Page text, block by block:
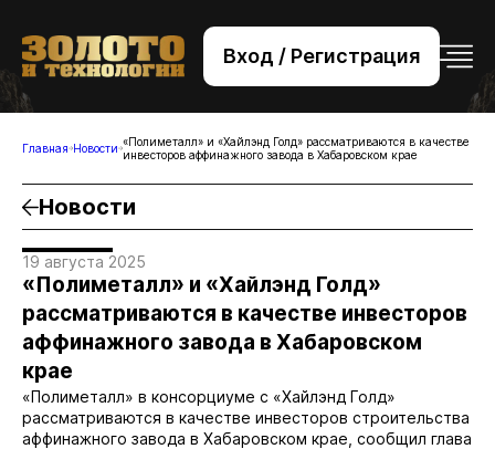
Вход / Регистрация
+7 (495) 221-76-32
bsv@zolteh.ru
Главная Новости «Полиметалл» и «Хайлэнд Голд» рассматриваются в качестве
инвесторов аффинажного завода в Хабаровском крае
Новости
19 августа 2025
«Полиметалл» и «Хайлэнд Голд»
рассматриваются в качестве инвесторов
аффинажного завода в Хабаровском
крае
«Полиметалл» в консорциуме с «Хайлэнд Голд»
рассматриваются в качестве инвесторов строительства
аффинажного завода в Хабаровском крае, сообщил глава